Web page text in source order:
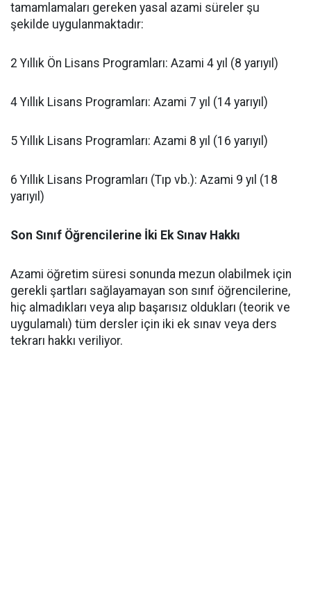
tamamlamaları gereken yasal azami süreler şu
şekilde uygulanmaktadır:
​2 Yıllık Ön Lisans Programları: Azami 4 yıl (8 yarıyıl)
​4 Yıllık Lisans Programları: Azami 7 yıl (14 yarıyıl)
​5 Yıllık Lisans Programları: Azami 8 yıl (16 yarıyıl)
​6 Yıllık Lisans Programları (Tıp vb.): Azami 9 yıl (18
yarıyıl)
Son Sınıf Öğrencilerine İki Ek Sınav Hakkı
​Azami öğretim süresi sonunda mezun olabilmek için
gerekli şartları sağlayamayan son sınıf öğrencilerine,
hiç almadıkları veya alıp başarısız oldukları (teorik ve
uygulamalı) tüm dersler için iki ek sınav veya ders
tekrarı hakkı veriliyor.